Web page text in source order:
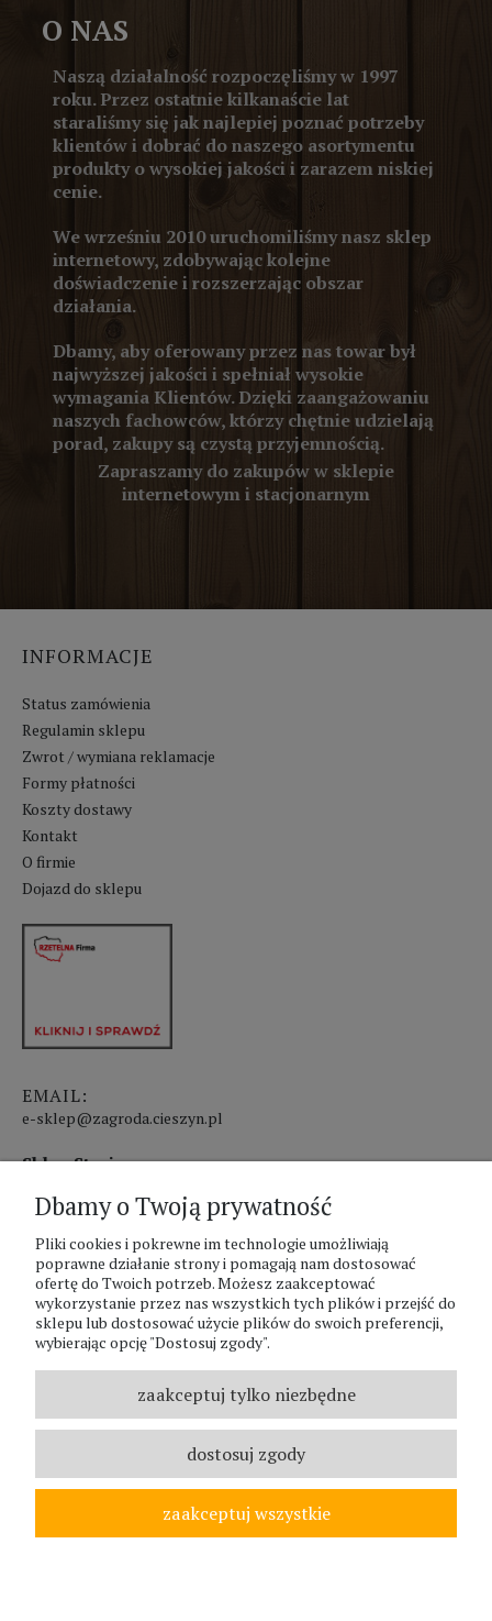
O NAS
Naszą działalność rozpoczęliśmy w 1997
roku. Przez ostatnie kilkanaście lat
staraliśmy się jak najlepiej poznać potrzeby
klientów i dobrać do naszego asortymentu
produkty o wysokiej jakości i zarazem niskiej
cenie.
We wrześniu 2010 uruchomiliśmy nasz sklep
internetowy, zdobywając kolejne
doświadczenie i rozszerzając obszar
działania.
Dbamy, aby oferowany przez nas towar był
najwyższej jakości i spełniał wysokie
wymagania Klientów. Dzięki zaangażowaniu
naszych fachowców, którzy chętnie udzielają
porad, zakupy są czystą przyjemnością.
Zapraszamy do zakupów w sklepie
internetowym i stacjonarnym
INFORMACJE
Status zamówienia
Regulamin sklepu
Zwrot / wymiana reklamacje
Formy płatności
Koszty dostawy
Kontakt
O firmie
Dojazd do sklepu
EMAIL:
e-sklep@zagroda.cieszyn.pl
Sklep Stacjonarny czynny:
pon.-pt. 8:00 - 17:00
sobota 8:00 - 13:00
PHU Zagroda A.Szlaur
ZAGRODA Centrum Ogrodnicze
UL. Hallera 116A
REGON: 070797952
NIP: 5481587807
© ZAGRODA.CIESZYN.PL
WSZELKIE PRAWA ZASTRZEŻONE.
Dbamy o Twoją prywatność
Pliki cookies i pokrewne im technologie umożliwiają
poprawne działanie strony i pomagają nam dostosować
ofertę do Twoich potrzeb. Możesz zaakceptować
wykorzystanie przez nas wszystkich tych plików i przejść do
sklepu lub dostosować użycie plików do swoich preferencji,
wybierając opcję "Dostosuj zgody".
zaakceptuj tylko niezbędne
dostosuj zgody
zaakceptuj wszystkie